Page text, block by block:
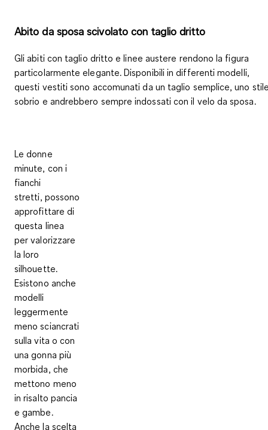
Abito da sposa scivolato con taglio dritto
Gli abiti con taglio dritto e linee austere rendono la figura
particolarmente elegante. Disponibili in differenti modelli,
questi vestiti sono accomunati da un taglio semplice, uno
sobrio e andrebbero sempre indossati con il velo da sposa.
Le donne
minute, con i
fianchi
stretti, possono
approfittare di
questa linea
per valorizzare
la loro
silhouette.
Esistono anche
modelli
leggermente
meno sciancrati
sulla vita o con
una gonna più
morbida, che
mettono meno
in risalto pancia
e gambe.
Anche la scelta